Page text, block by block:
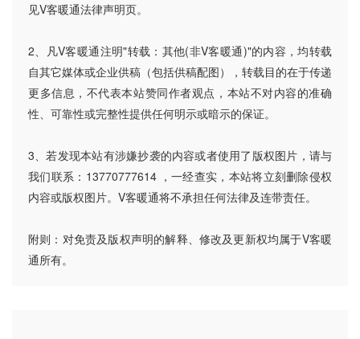
见V客暖通法律声明页。
2、凡V客暖通注明"转载：其他(非V客暖通)"的内容，均转载
自其它媒体或企业供稿（包括供稿配图），转载目的在于传递
更多信息，不代表本站赞同作者观点，本站不对内容的准确
性、可靠性或完整性提供任何明示或暗示的保证。
3、若发现本站有涉嫌抄袭的内容或者使用了版权图片，请与
我们联系：13770777614 ，一经查实，本站将立刻删除侵权
内容或版权图片。V客暖通将不承担任何法律及连带责任。
附则：对免责及版权声明的解释、修改及更新权均属于V客暖
通所有。